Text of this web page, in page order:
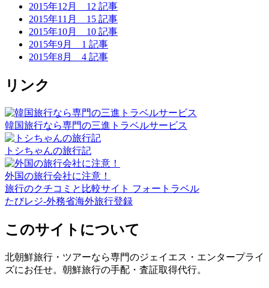
2015年12月 12 記事
2015年11月 15 記事
2015年10月 10 記事
2015年9月 1 記事
2015年8月 4 記事
リンク
韓国旅行なら専門の三進トラベルサービス
トシちゃんの旅行記
外国の旅行会社に注意！
旅行のクチコミと比較サイト フォートラベル
たびレジ-外務省海外旅行登録
このサイトについて
北朝鮮旅行・ツアーなら専門のジェイエス・エンタープライ
ズにお任せ。朝鮮旅行の手配・査証取得代行。